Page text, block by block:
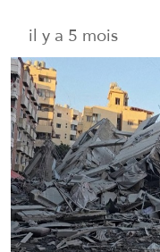
il y a 5 mois